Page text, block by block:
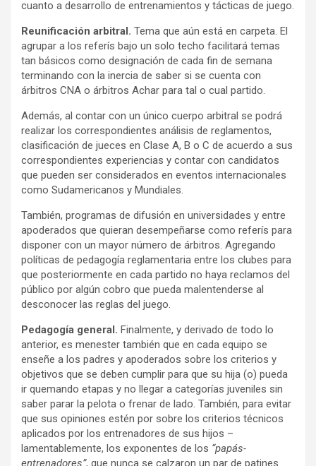
cuanto a desarrollo de entrenamientos y tácticas de juego.
Reunificación arbitral. Tema que aún está en carpeta. El
agrupar a los referís bajo un solo techo facilitará temas
tan básicos como designación de cada fin de semana
terminando con la inercia de saber si se cuenta con
árbitros CNA o árbitros Achar para tal o cual partido.
Además, al contar con un único cuerpo arbitral se podrá
realizar los correspondientes análisis de reglamentos,
clasificación de jueces en Clase A, B o C de acuerdo a sus
correspondientes experiencias y contar con candidatos
que pueden ser considerados en eventos internacionales
como Sudamericanos y Mundiales.
También, programas de difusión en universidades y entre
apoderados que quieran desempeñarse como referís para
disponer con un mayor número de árbitros. Agregando
políticas de pedagogía reglamentaria entre los clubes para
que posteriormente en cada partido no haya reclamos del
público por algún cobro que pueda malentenderse al
desconocer las reglas del juego.
Pedagogía general. Finalmente, y derivado de todo lo
anterior, es menester también que en cada equipo se
enseñe a los padres y apoderados sobre los criterios y
objetivos que se deben cumplir para que su hija (o) pueda
ir quemando etapas y no llegar a categorías juveniles sin
saber parar la pelota o frenar de lado. También, para evitar
que sus opiniones estén por sobre los criterios técnicos
aplicados por los entrenadores de sus hijos –
lamentablemente, los exponentes de los “papás-
entrenadores”, que nunca se calzaron un par de patines